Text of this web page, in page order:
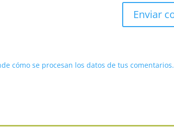
cómo se procesan los datos de tus comentarios.